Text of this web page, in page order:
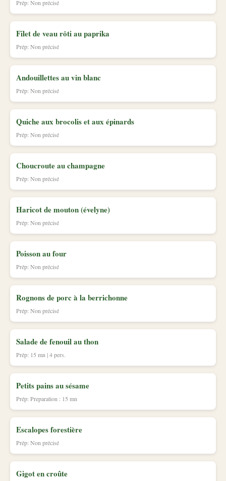
Prép: Non précisé
Filet de veau rôti au paprika
Prép: Non précisé
Andouillettes au vin blanc
Prép: Non précisé
Quiche aux brocolis et aux épinards
Prép: Non précisé
Choucroute au champagne
Prép: Non précisé
Haricot de mouton (évelyne)
Prép: Non précisé
Poisson au four
Prép: Non précisé
Rognons de porc à la berrichonne
Prép: Non précisé
Salade de fenouil au thon
Prép: 15 mn | 4 pers.
Petits pains au sésame
Prép: Preparation : 15 mn
Escalopes forestière
Prép: Non précisé
Gigot en croûte